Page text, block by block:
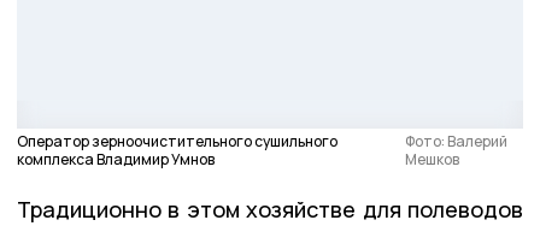
Оператор зерноочистительного сушильного
комплекса Владимир Умнов
Фото: Валерий
Мешков
Традиционно в этом хозяйстве для полеводов